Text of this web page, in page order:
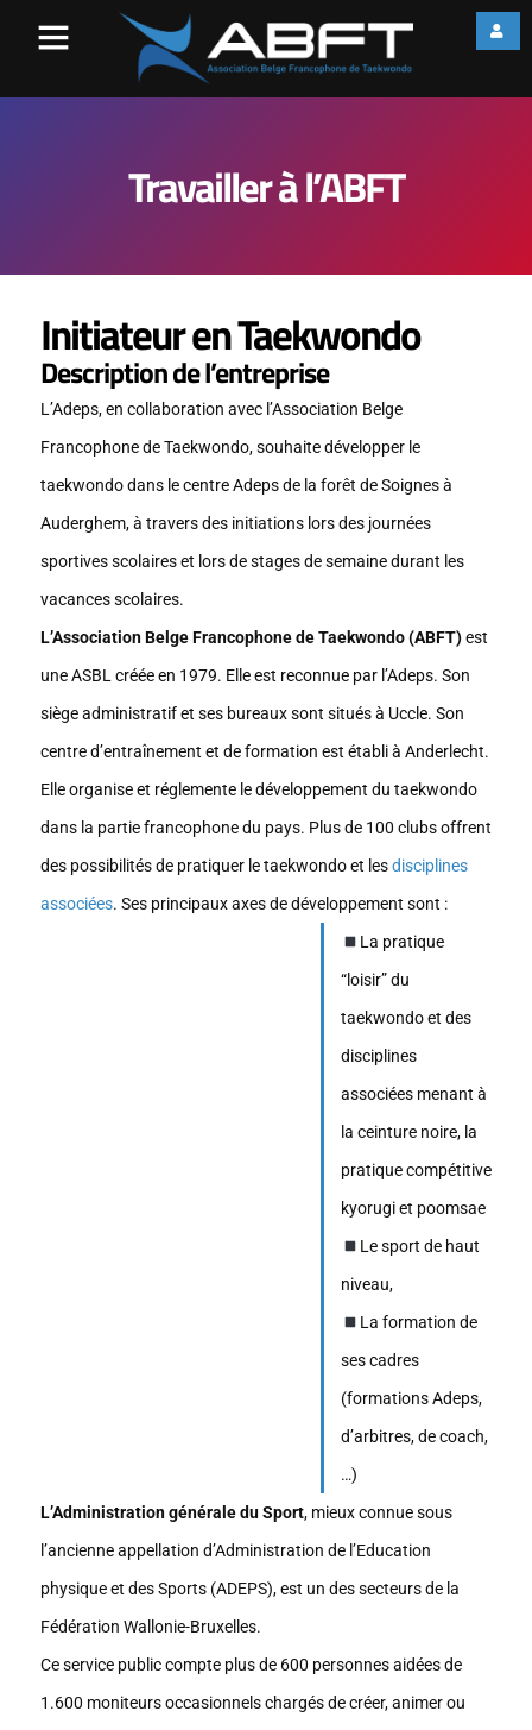
Travailler à l’ABFT
Initiateur en Taekwondo
Description de l’entreprise
L’Adeps, en collaboration avec l’Association Belge
Francophone de Taekwondo, souhaite développer le
taekwondo dans le centre Adeps de la forêt de Soignes à
Auderghem, à travers des initiations lors des journées
sportives scolaires et lors de stages de semaine durant les
vacances scolaires.
L’Association Belge Francophone de Taekwondo (ABFT)est
une ASBL créée en 1979. Elle est reconnue par l’Adeps. Son
siège administratif et ses bureaux sont situés à Uccle. Son
centre d’entraînement et de formation est établi à Anderlecht.
Elle organise et réglemente le développement du taekwondo
dans la partie francophone du pays. Plus de 100 clubs offrent
des possibilités de pratiquer le taekwondo et lesdisciplines
associées. Ses principaux axes de développement sont :
La pratique
“loisir” du
taekwondo et des
disciplines
associées menant à
la ceinture noire, la
pratique compétitive
kyorugi et poomsae
Le sport de haut
niveau,
La formation de
ses cadres
(formations Adeps,
d’arbitres, de coach,
…)
L’Administration générale du Sport, mieux connue sous
l’ancienne appellation d’Administration de l’Education
physique et des Sports (ADEPS), est un des secteurs de la
Fédération Wallonie-Bruxelles.
Ce service public compte plus de 600 personnes aidées de
1.600 moniteurs occasionnels chargés de créer, animer ou